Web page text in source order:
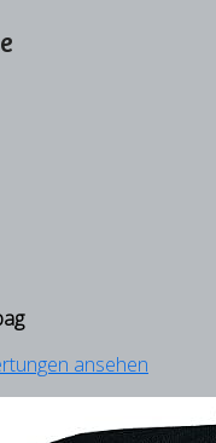
ansehen